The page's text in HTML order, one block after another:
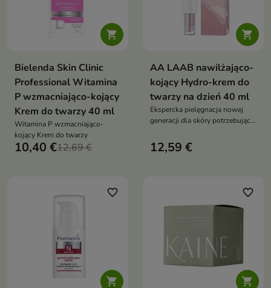

Bielenda Skin Clinic
Professional Witamina
P wzmacniająco-kojący
Krem do twarzy 40 ml
Witamina P wzmacniająco-
kojący Krem do twarzy
10,40 €12,69 €

AA LAAB nawilżająco-
kojący Hydro-krem do
twarzy na dzień 40 ml
Ekspercka pielęgnacja nowej
generacji dla skóry potrzebującej
ukojenia i ochrony
12,59 €

favorite_border

favorite_border